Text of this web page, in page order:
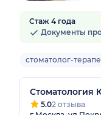
Стаж 4 года
Документы
стоматолог-
5.02 отзыва